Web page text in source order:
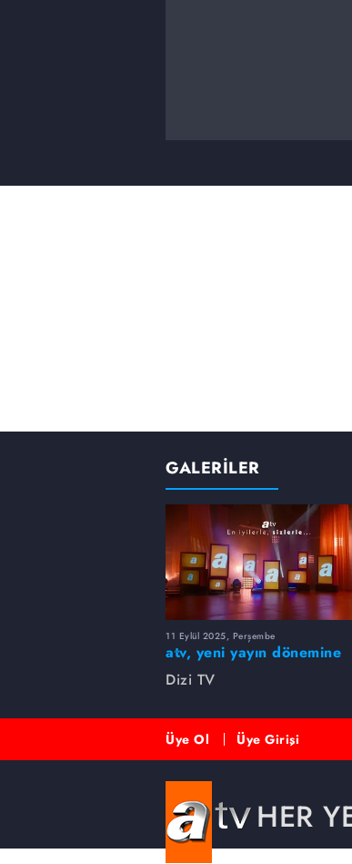
GALERİLER
11 Eylül 2025, Perşembe
atv, yeni yayın dönemine
merhaba dedi!
Dizi TV
Üye Ol Üye Girişi
HER